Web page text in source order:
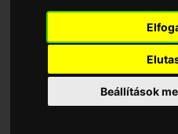
Beállítások